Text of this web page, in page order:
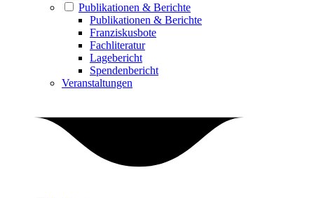
Publikationen & Berichte
Publikationen & Berichte
Franziskusbote
Fachliteratur
Lagebericht
Spendenbericht
Veranstaltungen